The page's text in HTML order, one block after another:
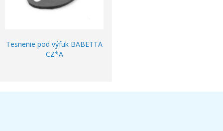
Tesnenie pod výfuk BABETTA
CZ*A